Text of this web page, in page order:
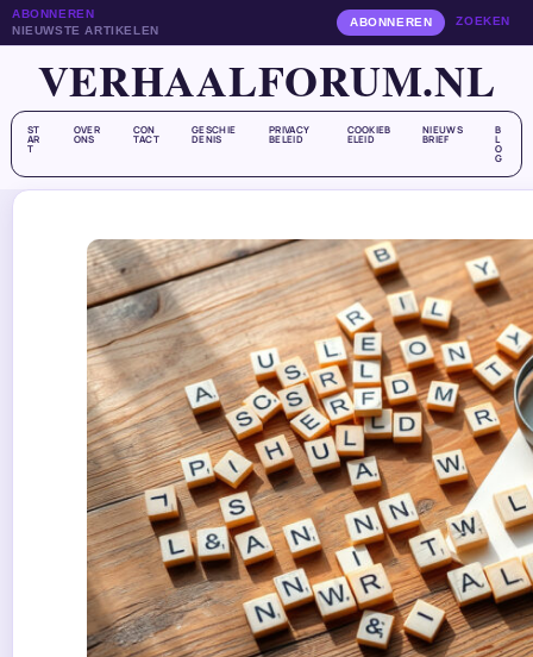
ABONNEREN
NIEUWSTE ARTIKELEN
ABONNEREN ZOEKEN
VERHAALFORUM.NL
ST
AR
T
OVER
ONS
CON
TACT
GESCHIE
DENIS
PRIVACY
BELEID
COOKIEB
ELEID
NIEUWS
BRIEF
B
L
O
G